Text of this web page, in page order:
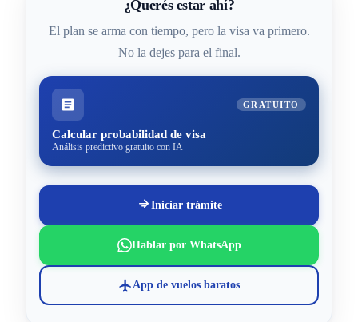
¿Querés estar ahí?
El plan se arma con tiempo, pero la visa va primero.
No la dejes para el final.
Calcular probabilidad de visa
Análisis predictivo gratuito con IA
GRATUITO
Iniciar trámite
Hablar por WhatsApp
App de vuelos baratos